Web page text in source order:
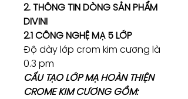
2. THÔNG TIN DÒNG SẢN PHẨM
DIVINI
2.1 CÔNG NGHỆ MẠ 5 LỚP
Độ dày lớp crom kim cương là
0.3 pm
CẤU TẠO LỚP MẠ HOÀN THIỆN
CROME KIM CƯƠNG GỒM: